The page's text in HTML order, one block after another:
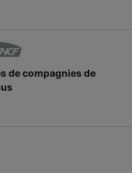
de compagnies de